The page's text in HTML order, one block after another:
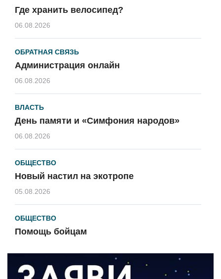
Где хранить велосипед?
06.08.2026
ОБРАТНАЯ СВЯЗЬ
Администрация онлайн
06.08.2026
ВЛАСТЬ
День памяти и «Симфония народов»
06.08.2026
ОБЩЕСТВО
Новый настил на экотропе
05.08.2026
ОБЩЕСТВО
Помощь бойцам
ВЛАСТЬ